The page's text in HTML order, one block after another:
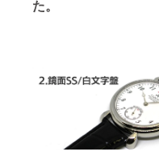
た。